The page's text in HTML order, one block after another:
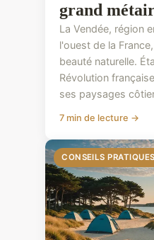
grand
La Vendée, région
l'ouest de la
beauté naturelle.
Révolution
ses paysages
7 min de lecture →
CONSEILS PRATIQUES